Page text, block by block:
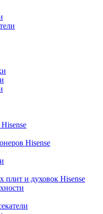
Hisense
плит и духовок Hisense